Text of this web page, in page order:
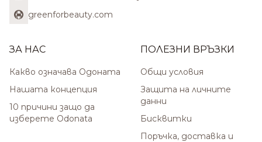
greenforbeauty.com
ЗА НАС
Какво означава Одоната
Нашата концепция
10 причини защо да
изберете Odonata
ПОЛЕЗНИ ВРЪЗКИ
Общи условия
Защита на личните
данни
Бисквитки
Поръчка, доставка и